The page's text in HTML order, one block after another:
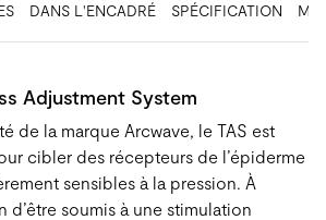
DANS L'ENCADRÉ SPÉCIFICATION
Adjustment System
de la marque Arcwave, le TAS est
cibler des récepteurs de l’épiderme
sensibles à la pression. À
d’être soumis à une stimulation